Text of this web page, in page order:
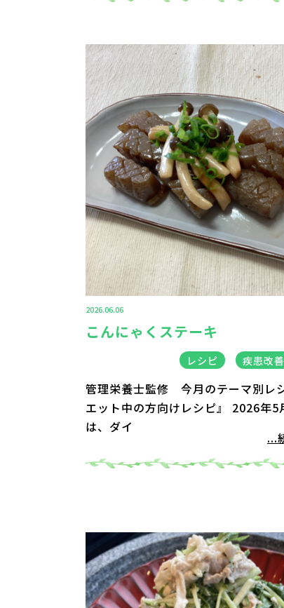
2026.06.06
こんにゃくステーキ
レシピ 疾患改善
管理栄養士監修 今月のテーマ別レ
エット中の方向けレシピ』 2026年5
は、ダイ
...